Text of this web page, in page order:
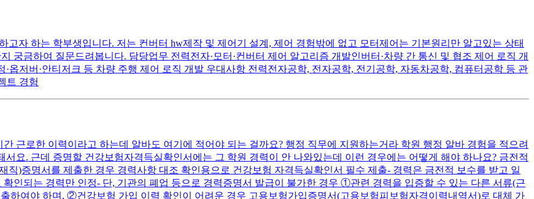
자 하는 학부생입니다. 저는 컨버터 hw제작 및 제어기 설계, 제어 경험밖에 없고 모터제어는 기본원리만 알고있는 상태
궁금하여 질문드려봅니다. 담당업무 전력전자·모터·컨버터 제어 알고리즘 개발인버터·차량 간 통신 및 협조 제어 로직 개
옵저버·안티저크 등 차량 주행 제어 로직 개발 우대사항 전력전자공학, 전자공학, 전기공학, 자동차공학, 컴퓨터공학 등 관
트 경험
근로한 이력이라고 하는데 알바도 여기에 적어야 되는 걸까요? 행정 직무에 지원하는거라 학원 행정 알바 경험을 적으려
요. 근데 증명할 건강보험자격득실확인서에는 그 학원 경력이 안 나와있는데 이런 경우에는 어떻게 해야 하나요? 금전적
직)증명서를 제출한 경우 경력사항 대조 확인용으로 건강보험 자격득실확인서 필수 제출- 경력은 금전적 보수를 받고 일
인되는 경력만 인정- 단, 기관의 폐업 등으로 경력증명서 발급이 불가한 경우 ①관련 경력을 입증할 수 있는 다른 서류(근
하여야 하며, ②건강보험 가입 이력 확인이 어려운 경우 고용보험가입증명서(고용보험피보험자격이력내역서)로 대체 가